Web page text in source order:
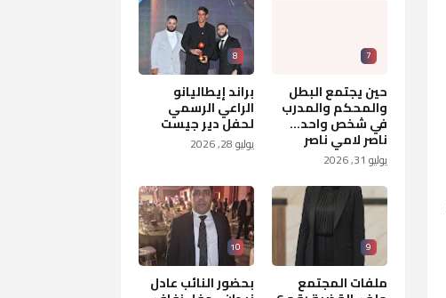
7
حين يجتمع البطل
والمحكم والمدرب
في شخص واحد...
ناصر لامي ناصر
يوليو 31, 2026
8
براند إيطاليانو
الراعي الرسمي
لحفل دير جيست
يوليو 28, 2026
9
ملفات المجتمع
10
بحضور النائب عادل